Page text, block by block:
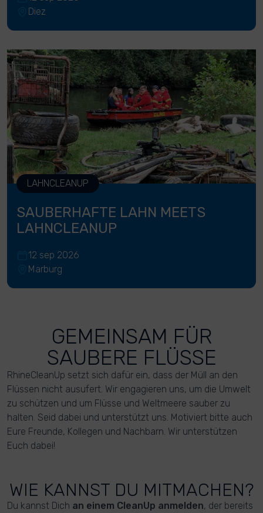
Diez
LAHNCLEANUP
SAUBERHAFTE LAHN MEETS
LAHNCLEANUP
12 sep 2026
Marburg
GEMEINSAM FÜR
SAUBERE FLÜSSE
RhineCleanUp setzt sich dafür ein, dass der Müll an den
Flüssen nicht ausufert. Wir engagieren uns, um die Umwelt
zu schützen und um Flüsse und Weltmeere sauber zu
halten. Seid dabei und unterstützt uns. Motiviert bitte auch
Eure Freunde, Kollegen und Nachbarn. Wir unterstützen
Euch dabei!
WIE KANNST DU MITMACHEN?
Du kannst Dich an einem CleanUp anmelden, der bereits